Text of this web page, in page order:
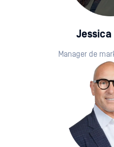
Jessica
Manager de